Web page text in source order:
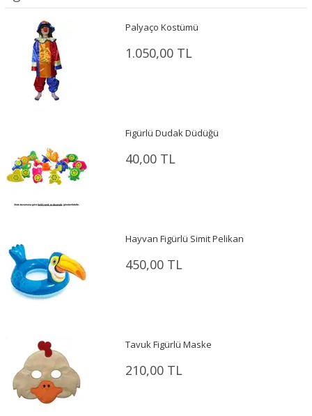
Palyaço Kostümü
1.050,00 TL
Figürlü Dudak Düdüğü
40,00 TL
Hayvan Figürlü Simit Pelikan
450,00 TL
Tavuk Figürlü Maske
210,00 TL